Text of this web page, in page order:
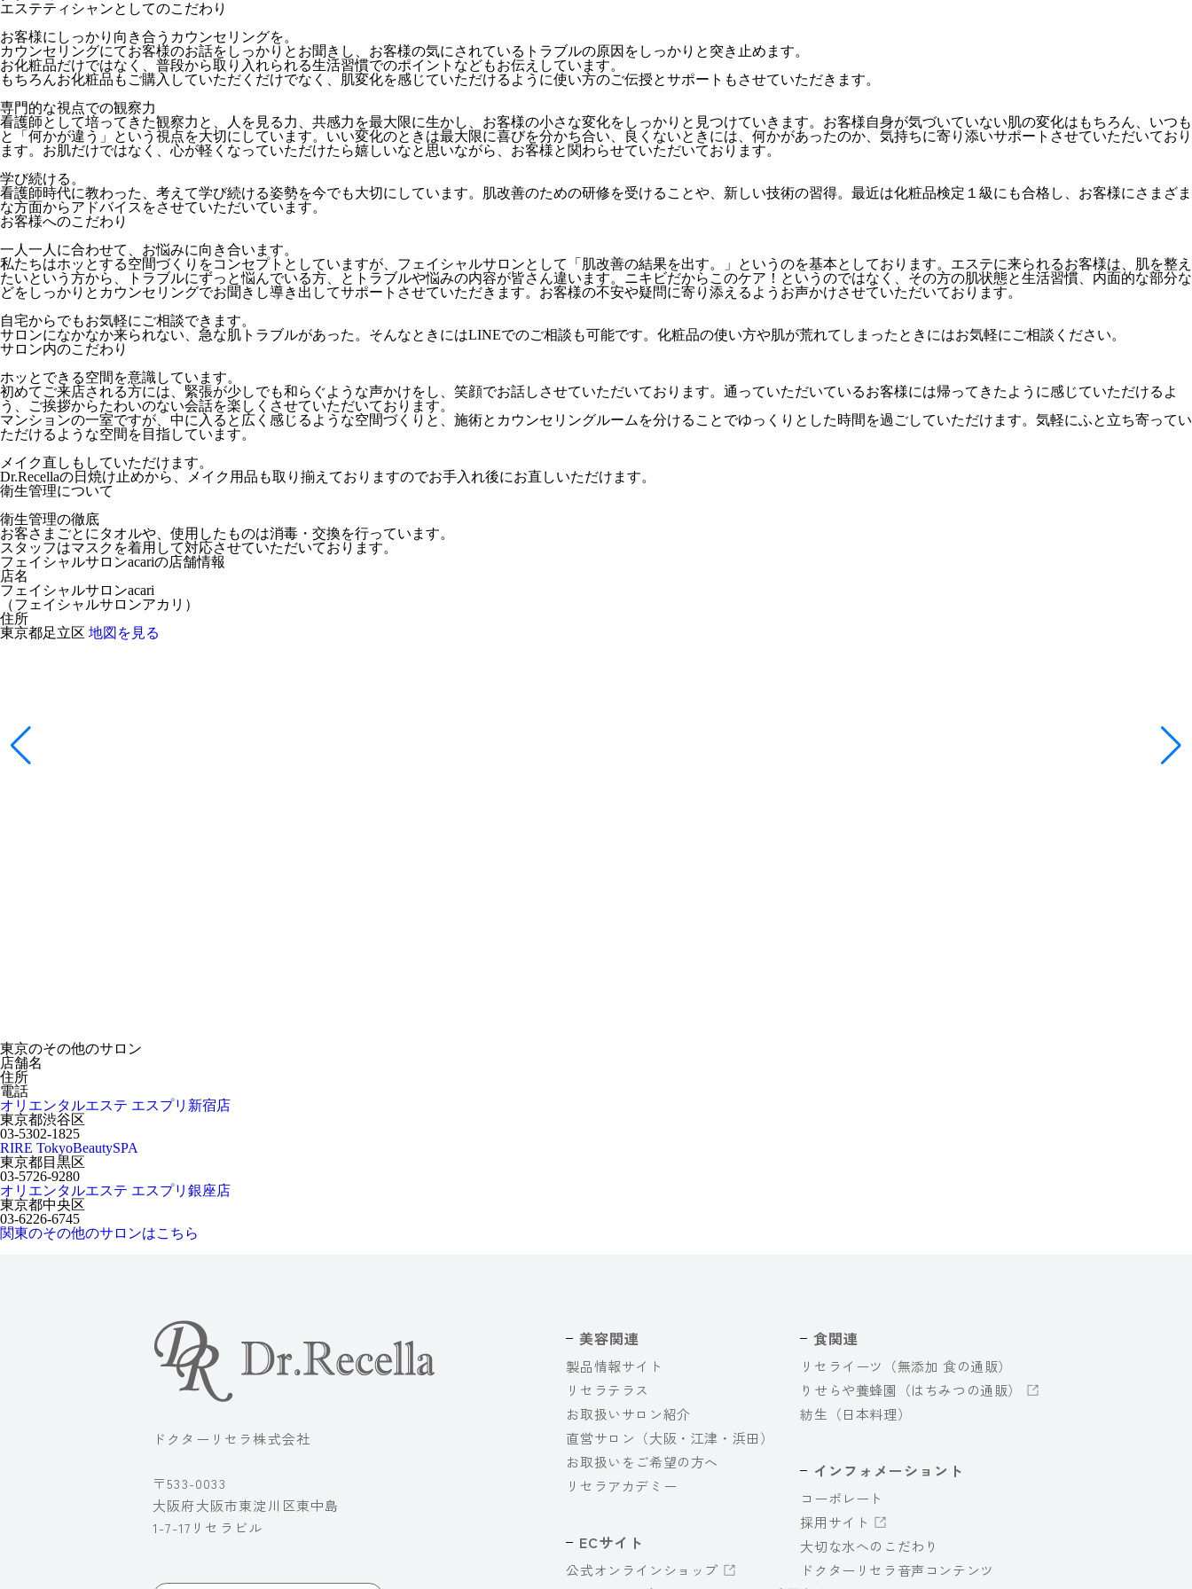
エステティシャンとしてのこだわり
お客様にしっかり向き合うカウンセリングを。
カウンセリングにてお客様のお話をしっかりとお聞きし、お客様の気にされているトラブルの原因をしっかりと突き止めます。
お化粧品だけではなく、普段から取り入れられる生活習慣でのポイントなどもお伝えしています。
もちろんお化粧品もご購入していただくだけでなく、肌変化を感じていただけるように使い方のご伝授とサポートもさせていただきます。
専門的な視点での観察力
看護師として培ってきた観察力と、人を見る力、共感力を最大限に生かし、お客様の小さな変化をしっかりと見つけていきます。お客様自身が気づいていない肌の変化はもちろん、いつも
と「何かが違う」という視点を大切にしています。いい変化のときは最大限に喜びを分かち合い、良くないときには、何かがあったのか、気持ちに寄り添いサポートさせていただいており
ます。お肌だけではなく、心が軽くなっていただけたら嬉しいなと思いながら、お客様と関わらせていただいております。
学び続ける。
看護師時代に教わった、考えて学び続ける姿勢を今でも大切にしています。肌改善のための研修を受けることや、新しい技術の習得。最近は化粧品検定１級にも合格し、お客様にさまざま
な方面からアドバイスをさせていただいています。
お客様へのこだわり
一人一人に合わせて、お悩みに向き合います。
私たちはホッとする空間づくりをコンセプトとしていますが、フェイシャルサロンとして「肌改善の結果を出す。」というのを基本としております。エステに来られるお客様は、肌を整え
たいという方から、トラブルにずっと悩んでいる方、とトラブルや悩みの内容が皆さん違います。ニキビだからこのケア！というのではなく、その方の肌状態と生活習慣、内面的な部分な
どをしっかりとカウンセリングでお聞きし導き出してサポートさせていただきます。お客様の不安や疑問に寄り添えるようお声かけさせていただいております。
自宅からでもお気軽にご相談できます。
サロンになかなか来られない、急な肌トラブルがあった。そんなときにはLINEでのご相談も可能です。化粧品の使い方や肌が荒れてしまったときにはお気軽にご相談ください。
サロン内のこだわり
ホッとできる空間を意識しています。
初めてご来店される方には、緊張が少しでも和らぐような声かけをし、笑顔でお話しさせていただいております。通っていただいているお客様には帰ってきたように感じていただけるよ
う、ご挨拶からたわいのない会話を楽しくさせていただいております。
マンションの一室ですが、中に入ると広く感じるような空間づくりと、施術とカウンセリングルームを分けることでゆっくりとした時間を過ごしていただけます。気軽にふと立ち寄ってい
ただけるような空間を目指しています。
メイク直しもしていただけます。
Dr.Recellaの日焼け止めから、メイク用品も取り揃えておりますのでお手入れ後にお直しいただけます。
衛生管理について
衛生管理の徹底
お客さまごとにタオルや、使用したものは消毒・交換を行っています。
スタッフはマスクを着用して対応させていただいております。
フェイシャルサロンacariの店舗情報
店名
フェイシャルサロンacari
（フェイシャルサロンアカリ ）
住所
東京都足立区 地図を見る
東京のその他のサロン
店舗名
住所
電話
オリエンタルエステ エスプリ新宿店
東京都渋谷区
03-5302-1825
RIRE TokyoBeautySPA
東京都目黒区
03-5726-9280
オリエンタルエステ エスプリ銀座店
東京都中央区
03-6226-6745
関東のその他のサロンはこちら
ドクターリセラ株式会社
〒533-0033
大阪府大阪市東淀川区東中島
1-7-17リセラビル
美容関連
製品情報サイト
リセラテラス
お取扱いサロン紹介
直営サロン（大阪・江津・浜田）
お取扱いをご希望の方へ
リセラアカデミー
ECサイト
公式オンラインショップ
食関連
リセライーツ（無添加 食の通販）
りせらや養蜂園（はちみつの通販）
紡生（日本料理）
インフォメーショント
コーポレート
採用サイト
大切な水へのこだわり
ドクターリセラ音声コンテンツ